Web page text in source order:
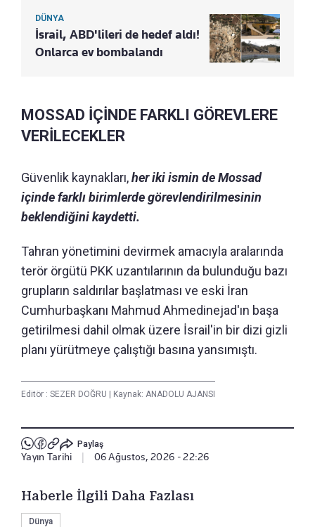
DÜNYA
İsrail, ABD'lileri de hedef aldı!
Onlarca ev bombalandı
MOSSAD İÇİNDE FARKLI GÖREVLERE
VERİLECEKLER
Güvenlik kaynakları,her iki ismin de Mossad
içinde farklı birimlerde görevlendirilmesinin
beklendiğini kaydetti.
Tahran yönetimini devirmek amacıyla aralarında
terör örgütü PKK uzantılarının da bulunduğu bazı
grupların saldırılar başlatması ve eski İran
Cumhurbaşkanı Mahmud Ahmedinejad'ın başa
getirilmesi dahil olmak üzere İsrail'in bir dizi gizli
planı yürütmeye çalıştığı basına yansımıştı.
Editör : SEZER DOĞRU | Kaynak: ANADOLU AJANSI
Paylaş
Yayın Tarihi 06 Ağustos, 2026 - 22:26
Haberle İlgili Daha Fazlası
Dünya